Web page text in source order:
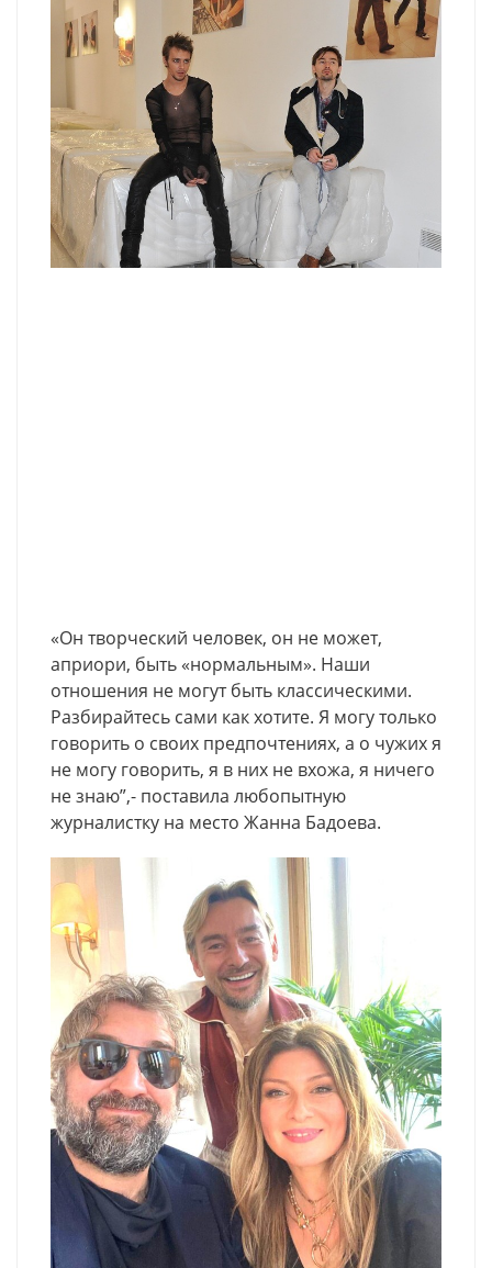
«Он творческий человек, он не может,
априори, быть «нормальным». Наши
отношения не могут быть классическими.
Разбирайтесь сами как хотите. Я могу только
говорить о своих предпочтениях, а о чужих я
не могу говорить, я в них не вхожа, я ничего
не знаю”,- поставила любопытную
журналистку на место Жанна Бадоева.